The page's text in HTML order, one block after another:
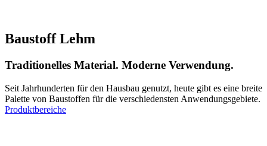
Baustoff Lehm
Traditionelles Material. Moderne Verwendung.
Seit Jahrhunderten für den Hausbau genutzt, heute gibt es eine breite
Palette von Baustoffen für die verschiedensten Anwendungsgebiete.
Produktbereiche